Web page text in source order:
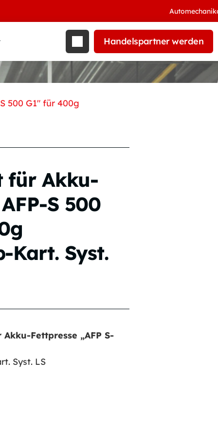
Automechanika
Handelspartner werden
500 G1″ für 400g
für Akku-
S 500
Kart. Syst.
Fettpresse „AFP S-
Syst. LS